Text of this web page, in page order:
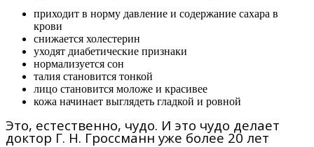
приходит в норму давление и содержание сахара в
крови
снижается холестерин
уходят диабетические признаки
нормализуется сон
талия становится тонкой
лицо становится моложе и красивее
кожа начинает выглядеть гладкой и ровной
Это, естественно, чудо. И это чудо делает
доктор Г. Н. Гроссманн уже более 20 лет